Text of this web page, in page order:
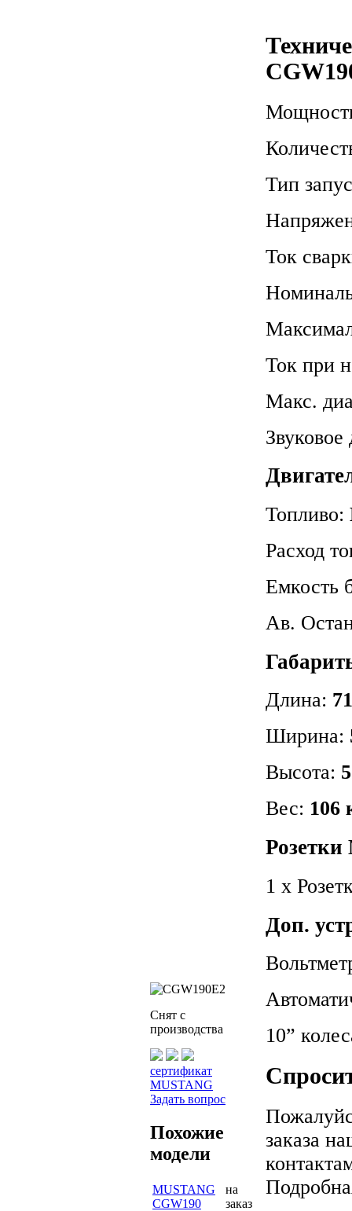
Снят с
производства
сертификат
MUSTANG
Задать вопрос
Похожие
модели
MUSTANG
CGW190
на
заказ
Тип
Ток
Ток при
Макс.
Топливо:
Расход
Емкость
Ав.
Длина:
Ширина:
Высота:
Вес: 106
1 х
Доп.
10”
заказа